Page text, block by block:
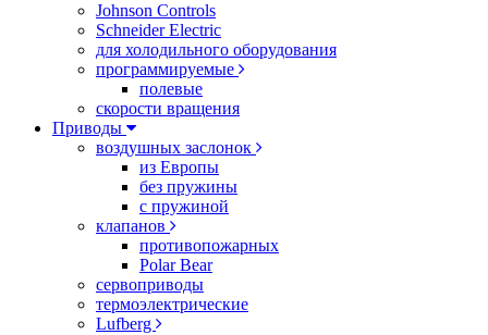
Johnson Controls
Schneider Electric
для холодильного оборудования
программируемые
полевые
скорости вращения
Приводы
воздушных заслонок
из Европы
без пружины
с пружиной
клапанов
противопожарных
Polar Bear
сервоприводы
термоэлектрические
Lufberg